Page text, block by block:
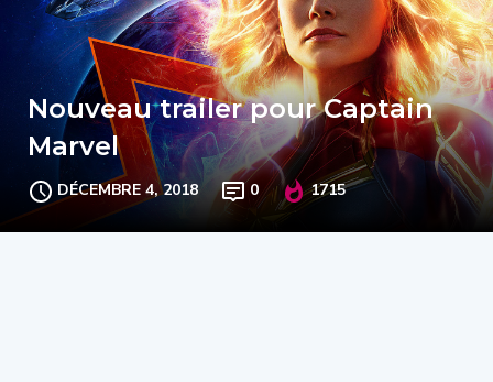
Nouveau trailer pour Captain
Marvel
DÉCEMBRE 4, 2018 0 1715